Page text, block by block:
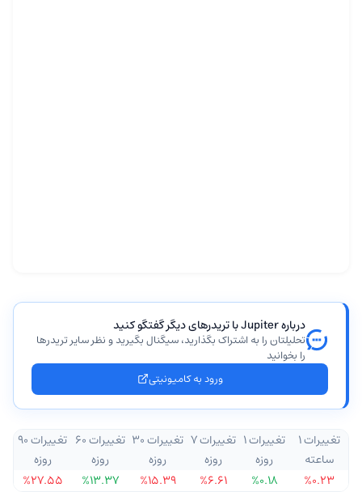
درباره Jupiter با تریدرهای دیگر گفتگو کنید
تحلیلتان را به اشتراک بگذارید، سیگنال بگیرید و نظر سایر تریدرها
را بخوانید
ورود به کامیونیتی
تغییرات ۱
ساعته
تغییرات ۱
روزه
تغییرات ۷
روزه
تغییرات ۳۰
روزه
تغییرات ۶۰
روزه
تغییرات ۹۰
روزه
%۰.۲۳
%۰.۱۸ %۶.۶۱ %۱۵.۳۹ %۱۳.۳۷
%۲۷.۵۵